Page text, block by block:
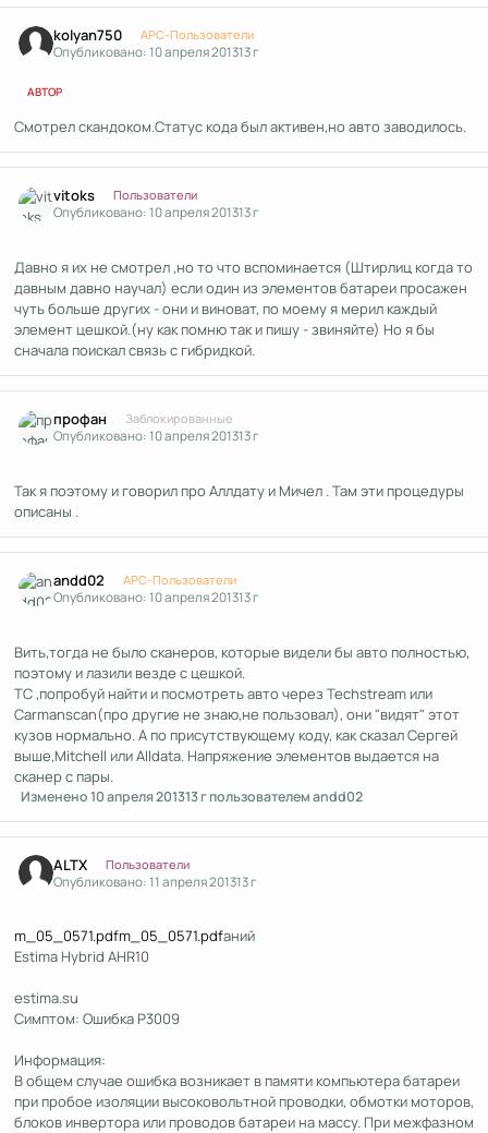
kolyan750 APC-Пользователи
Опубликовано:10 апреля 201313 г
АВТОР
Смотрел скандоком.Статус кода был активен,но авто заводилось.
vitoks Пользователи
Опубликовано:10 апреля 201313 г
Давно я их не смотрел ,но то что вспоминается (Штирлиц когда то
давным давно научал) если один из элементов батареи просажен
чуть больше других - они и виноват, по моему я мерил каждый
элемент цешкой.(ну как помню так и пишу - звиняйте) Но я бы
сначала поискал связь с гибридкой.
профан Заблокированные
Опубликовано:10 апреля 201313 г
Так я поэтому и говорил про Аллдату и Мичел . Там эти процедуры
описаны .
andd02 APC-Пользователи
Опубликовано:10 апреля 201313 г
Вить,тогда не было сканеров, которые видели бы авто полностью,
поэтому и лазили везде с цешкой.
ТС ,попробуй найти и посмотреть авто через Techstream или
Carmanscan(про другие не знаю,не пользовал), они "видят" этот
кузов нормально. А по присутствующему коду, как сказал Сергей
выше,Mitchell или Alldata. Напряжение элементов выдается на
сканер с пары.
Изменено10 апреля 201313 гпользователем andd02
ALTX Пользователи
Опубликовано:11 апреля 201313 г
m_05_0571.pdfm_05_0571.pdfаний
Estima Hybrid AHR10
estima.su
Симптом: Ошибка P3009
Информация:
В общем случае ошибка возникает в памяти компьютера батареи
при пробое изоляции высоковольтной проводки, обмотки моторов,
блоков инвертора или проводов батареи на массу. При межфазном